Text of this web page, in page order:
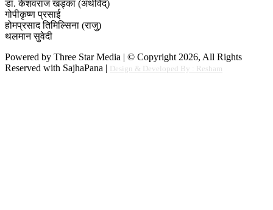
डा. केशवराज खड्का (अर्थविद्)
गोपीकृष्ण प्रसाई
होमप्रसाद तिमिल्सिना (राजु)
थलमान सुवेदी
Powered by Three Star Media | © Copyright 2026, All Rights
Reserved with SajhaPana | Design & Developed By : Resham